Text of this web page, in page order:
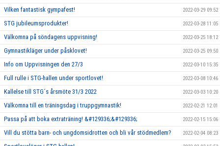
Vilken fantastisk gympafest! 2022-03-29 09:52
STG jubileumsprodukter! 2022-03-28 11:05
Välkomna på söndagens uppvisning! 2022-03-25 18:12
Gymnastikläger under påsklovet! 2022-03-25 09:50
Info om Uppvisningen den 27/3 2022-03-10 15:35
Full rulle i STG-hallen under sportlovet! 2022-03-08 10:46
Kallelse till STG´s årsmöte 31/3 2022 2022-03-03 10:20
Välkomna till en träningsdag i truppgymnastik! 2022-02-21 12:01
Passa på att boka extraträning! &#129336;&#129336; 2022-02-15 15:06
Vill du stötta barn- och ungdomsidrotten och bli vår stödmedlem? 2022-02-04 08:23